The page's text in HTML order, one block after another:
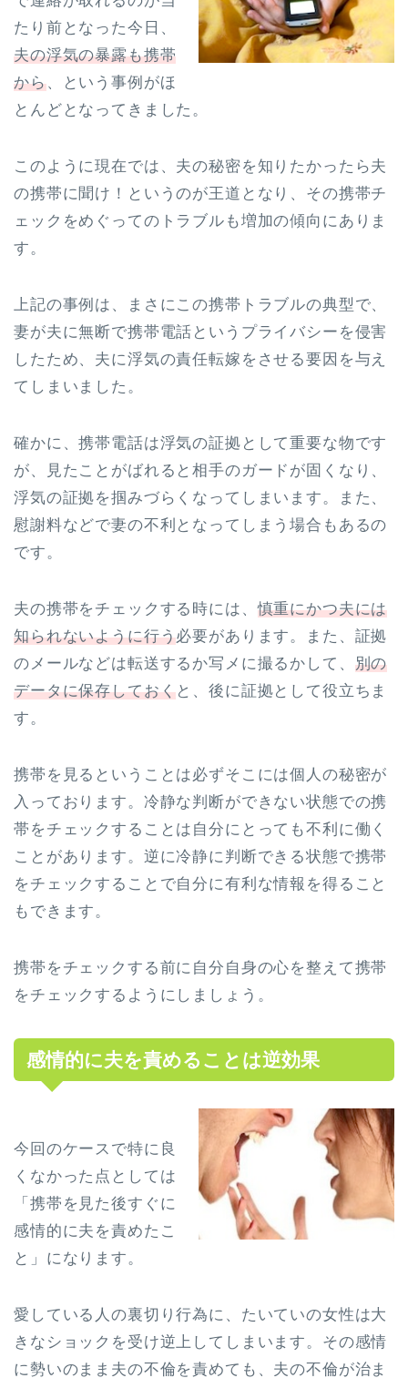
たり前となった今日、
夫の浮気の暴露も携帯
から、という事例がほ
とんどとなってきました。
このように現在では、夫の秘密を知りたかったら夫
の携帯に聞け！というのが王道となり、その携帯チ
ェックをめぐってのトラブルも増加の傾向にありま
す。
上記の事例は、まさにこの携帯トラブルの典型で、
妻が夫に無断で携帯電話というプライバシーを侵害
したため、夫に浮気の責任転嫁をさせる要因を与え
てしまいました。
確かに、携帯電話は浮気の証拠として重要な物です
が、見たことがばれると相手のガードが固くなり、
浮気の証拠を掴みづらくなってしまいます。また、
慰謝料などで妻の不利となってしまう場合もあるの
です。
夫の携帯をチェックする時には、慎重にかつ夫には
知られないように行う必要があります。また、証拠
のメールなどは転送するか写メに撮るかして、 別の
データに保存しておくと、後に証拠として役立ちま
す。
携帯を見るということは必ずそこには個人の秘密が
入っております。冷静な判断ができない状態での携
帯をチェックすることは自分にとっても不利に働く
ことがあります。逆に冷静に判断できる状態で携帯
をチェックすることで自分に有利な情報を得ること
もできます。
携帯をチェックする前に自分自身の心を整えて携帯
をチェックするようにしましょう。
感情的に夫を責めることは逆効果
今回のケースで特に良
くなかった点としては
「携帯を見た後すぐに
感情的に夫を責めたこ
と」になります。
愛している人の裏切り行為に、たいていの女性は大
きなショックを受け逆上してしまいます。その感情
に勢いのまま夫の不倫を責めても、夫の不倫が治ま